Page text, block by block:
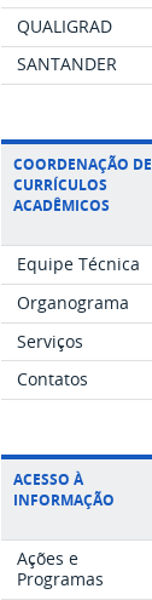
QUALIGRAD
SANTANDER
COORDENAÇÃO DE
CURRÍCULOS
ACADÊMICOS
Equipe Técnica
Organograma
Serviços
Contatos
ACESSO À
INFORMAÇÃO
Ações e
Programas